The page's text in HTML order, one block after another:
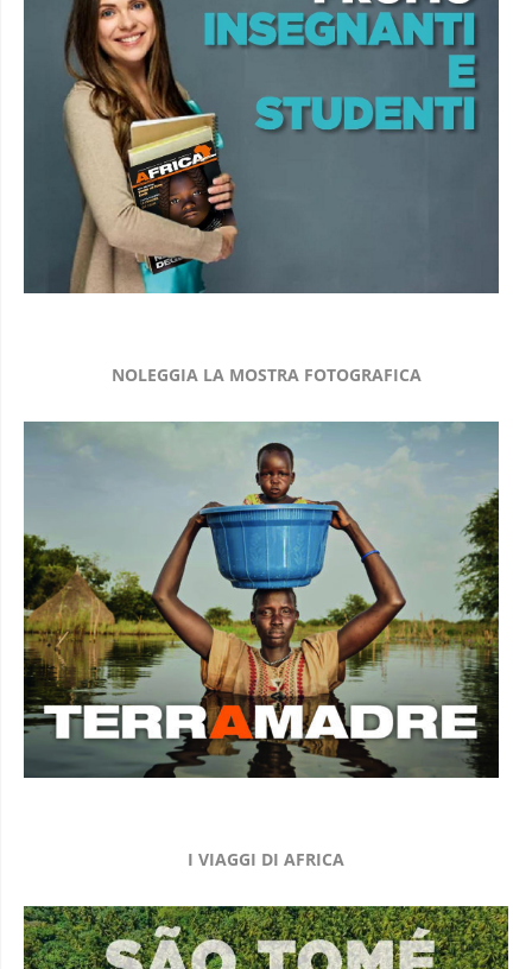
NOLEGGIA LA MOSTRA FOTOGRAFICA
I VIAGGI DI AFRICA